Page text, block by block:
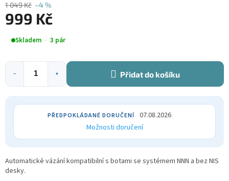
1 049 Kč –4 %
999 Kč
Měrná
cena:
Skladem 3 pár
+
− Přidat do košíku
07.08.2026
Možnosti doručení
Automatické vázání kompatibilní s botami se systémem NNN a bez NIS
desky.